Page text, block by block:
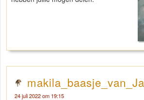
24 juli 2022 om 19:15